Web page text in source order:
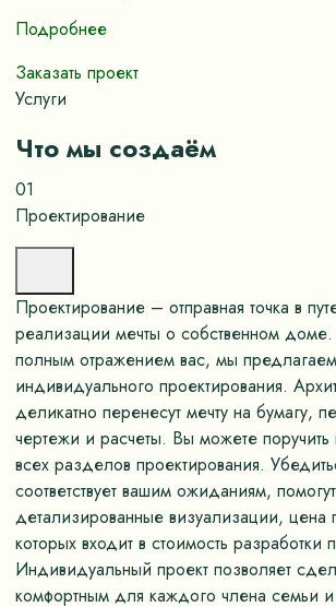
Подробнее
Заказать проект
Услуги
Что мы создаём
01
Проектирование
Проектирование – отправная точка в
реализации мечты о собственном
полным отражением вас, мы предлагаем
индивидуального проектирования.
деликатно перенесут мечту на бумагу,
чертежи и расчеты. Вы можете поручить
всех разделов проектирования.
соответствует вашим ожиданиям, помогут
детализированные визуализации, цена
которых входит в стоимость разработки
Индивидуальный проект позволяет
комфортным для каждого члена семьи и